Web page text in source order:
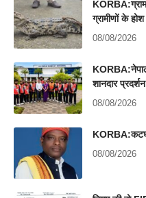
ग्रामीणों के
08/08/2026
शानदार प्रदर्शन
08/08/2026
08/08/2026